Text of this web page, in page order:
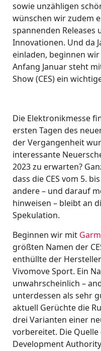
sowie unzähligen
wünschen wir zudem
spannenden Releases
Innovationen. Und da
einladen, beginnen
Anfang Januar steht
Show (CES) ein
Die Elektronikmesse
ersten Tagen des
der Vergangenheit
interessante
2023 zu erwarten?
dass die CES vom 5.
andere – und darauf
hinweisen – bleibt an
Spekulation.
Beginnen wir mit
größten Namen der
enthüllte der
Vivomove Sport. Ein
unwahrscheinlich –
unterdessen als sehr
aktuell Gerüchte die
drei Varianten einer
vorbereitet. Die
Development